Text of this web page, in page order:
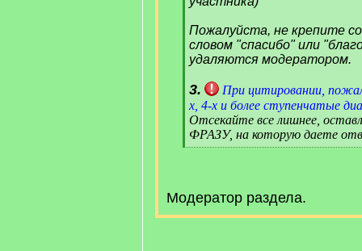
Пожалуйста, не крепите
словом "спасибо" или
удаляются модератором.
3.
При цитировании,
х, 4-х и более ступенчатые
Отсекайте все лишнее,
ФРАЗУ, на которую даете
[
]
Модератор раздела.